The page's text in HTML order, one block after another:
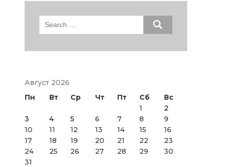
Search
Август 2026
Пн
Вт Ср Чт Пт Сб
Вс
1
2
3
4 5 6 7 8
9
10
11 12 13 14 15
16
17
18 19 20 21 22
23
24
25 26 27 28 29
30
31